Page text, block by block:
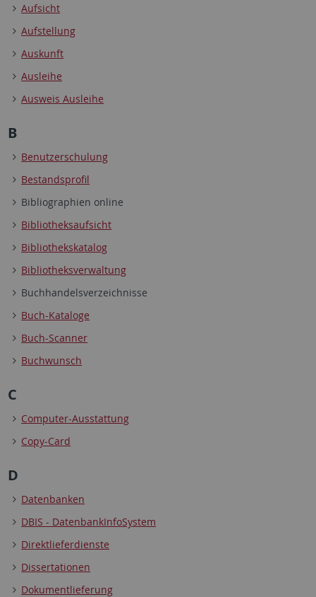
Aufsicht
Aufstellung
Auskunft
Ausleihe
Ausweis Ausleihe
B
Benutzerschulung
Bestandsprofil
Bibliographien online
Bibliotheksaufsicht
Bibliothekskatalog
Bibliotheksverwaltung
Buchhandelsverzeichnisse
Buch-Kataloge
Buch-Scanner
Buchwunsch
C
Computer-Ausstattung
Copy-Card
D
Datenbanken
DBIS - DatenbankInfoSystem
Direktlieferdienste
Dissertationen
Dokumentlieferung